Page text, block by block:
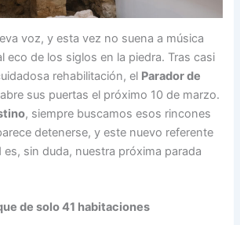
voz, y esta vez no suena a música
eco de los siglos en la piedra. Tras casi
rehabilitación, el Parador de
abre sus puertas el próximo 10 de marzo.
, siempre buscamos esos rincones
detenerse, y este nuevo referente
es, sin duda, nuestra próxima parada
de solo 41 habitaciones